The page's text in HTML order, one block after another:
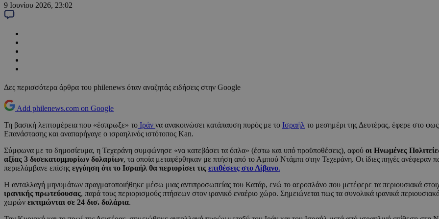
9 Ιουνίου 2026, 23:02
Δες περισσότερα άρθρα του philenews όταν αναζητάς ειδήσεις στην Google
Add philenews.com on Google
Τη βασική λεπτομέρεια που «έσπρωξε» το Ιράν να ανακοινώσει κατάπαυση πυρός με το Ισραήλ το μεσημέρι της Δευτέρας, έφερε στο
Επανάστασης και αναπαρήγαγε ο ισραηλινός ιστότοπος Kan.
Σύμφωνα με το δημοσίευμα, η Τεχεράνη συμφώνησε «να κατεβάσει τα όπλα» (έστω και υπό προϋποθέσεις), αφού οι Ηνωμένες
αξίας 3 δισεκατομμυρίων δολαρίων, τα οποία μεταφέρθηκαν με πτήση από το Αμπού Ντάμπι στην Τεχεράνη. Οι ίδιες πηγές ανέφεραν
περιελάμβανε επίσης εγγύηση ότι το Ισραήλ θα περιορίσει τις επιθέσεις στο Λίβανο.
Η ανταλλαγή μηνυμάτων πραγματοποιήθηκε μέσω μιας αντιπροσωπείας του Κατάρ, ενώ το αεροπλάνο που μετέφερε τα περιουσιακά
ιρανικής πρωτεύουσας, παρά τους περιορισμούς πτήσεων στον ιρανικό εναέριο χώρο. Σημειώνεται πως τα συνολικά ιρανικά
χωρών εκτιμώνται σε 24 δισ. δολάρια.